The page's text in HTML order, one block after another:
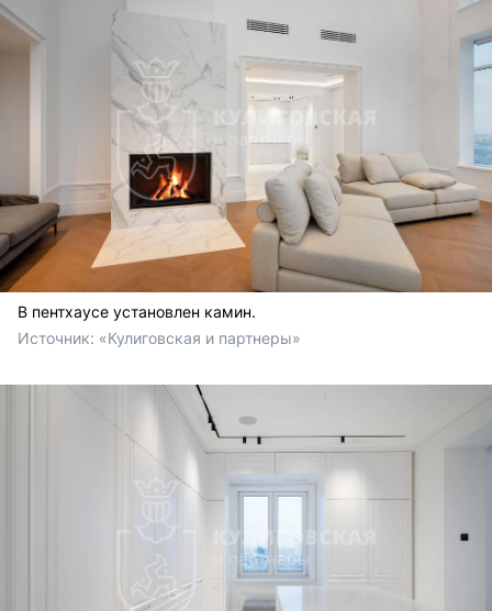
В пентхаусе установлен камин.
Источник: «Кулиговская и партнеры»